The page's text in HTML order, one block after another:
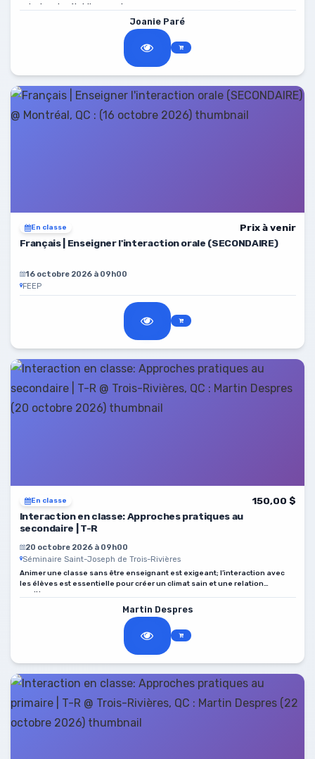
sein de votre établissement.
Joanie Paré
En classe
Prix à venir
Français | Enseigner l'interaction orale (SECONDAIRE)
16 octobre 2026 à 09h00
FEEP
En classe
150,00 $
Interaction en classe: Approches pratiques au
secondaire | T-R
20 octobre 2026 à 09h00
Séminaire Saint-Joseph de Trois-Rivières
Animer une classe sans être enseignant est exigeant; l’interaction avec
les élèves est essentielle pour créer un climat sain et une relation
positive.
Martin Despres